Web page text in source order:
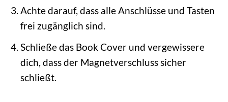
Achte darauf, dass alle Anschlüsse und Tasten
frei zugänglich sind.
Schließe das Book Cover und vergewissere
dich, dass der Magnetverschluss sicher
schließt.